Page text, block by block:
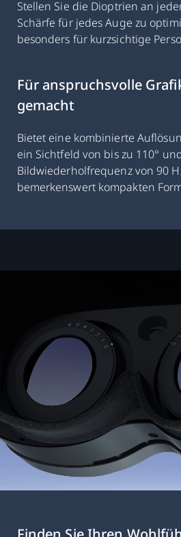
Stellen Sie die Dioptrien an
Schärfe für jedes Auge zu
besonders für kurzsichtige
Für anspruchsvolle
gemacht
Bietet eine kombinierte
ein Sichtfeld von bis zu 110°
Bildwiederholfrequenz von 90
bemerkenswert kompakten